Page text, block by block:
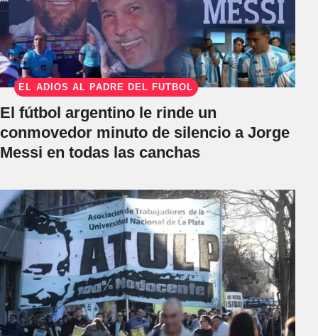
EL ADIÓS AL PADRE DEL FÚTBOL
El fútbol argentino le rinde un
conmovedor minuto de silencio a Jorge
Messi en todas las canchas